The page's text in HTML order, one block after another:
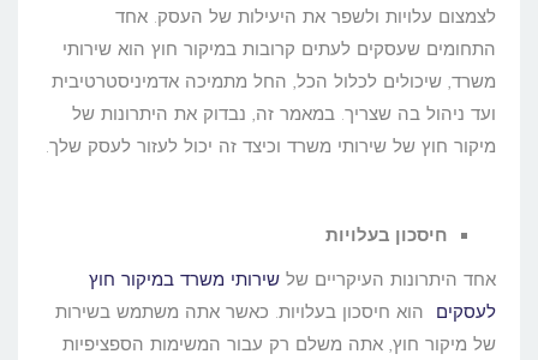
לצמצום עלויות ולשפר את היעילות של העסק. אחד
התחומים שעסקים לעתים קרובות במיקור חוץ הוא שירותי
משרד, שיכולים לכלול הכל, החל מתמיכה אדמיניסטרטיבית
ועד ניהול בה שצריך. במאמר זה, נבדוק את היתרונות של
מיקור חוץ של שירותי משרד וכיצד זה יכול לעזור לעסק שלך.
חיסכון בעלויות
אחד היתרונות העיקריים של שירותי משרד במיקור חוץ
לעסקים
הוא חיסכון בעלויות. כאשר אתה משתמש בשירות
של מיקור חוץ, אתה משלם רק עבור המשימות הספציפיות